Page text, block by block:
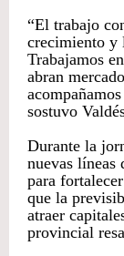
“El trabajo
crecimiento y
Trabajamos
abran
sostuvo
Durante la
nuevas líneas
para
que la
atraer
provincial